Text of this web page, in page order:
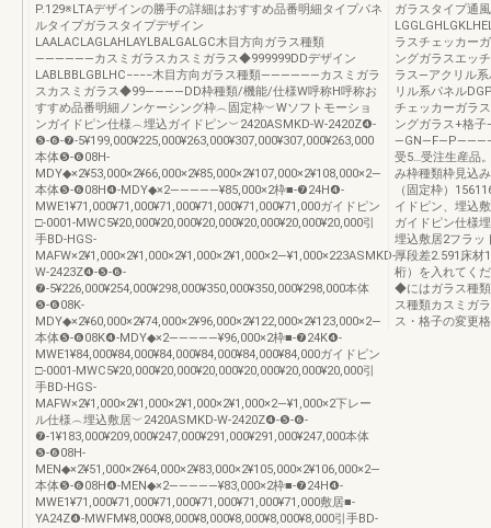
P.129※LTAデザインの勝手の詳細はおすすめ品番明細タイプパネ
ルタイプガラスタイプデザイン
LAALACLAGLAHLAYLBALGALGC木目方向ガラス種類
――――――カスミガラスカスミガラス◆999999DDデザイン
LABLBBLGBLHC−−−−木目方向ガラス種類――――――カスミガラ
スカスミガラス◆99――――DD枠種類/機能/仕様W呼称H呼称お
すすめ品番明細ノンケーシング枠︵固定枠︶Wソフトモーショ
ンガイドピン仕様︵埋込ガイドピン︶2420ASMKD-W-2420Z❹-
❺-❻-❼-5¥199,000¥225,000¥263,000¥307,000¥307,000¥263,000
本体❺-❻08H-
MDY◆×2¥53,000×2¥66,000×2¥85,000×2¥107,000×2¥108,000×2―
本体❺-❻08H❹-MDY◆×2―――――¥85,000×2枠■-❼24H❹-
MWE1¥71,000¥71,000¥71,000¥71,000¥71,000¥71,000ガイドピン
□-0001-MWC5¥20,000¥20,000¥20,000¥20,000¥20,000¥20,000引
手BD-HGS-
MAFW×2¥1,000×2¥1,000×2¥1,000×2¥1,000×2―¥1,000×223ASMKD-
W-2423Z❹-❺-❻-
❼-5¥226,000¥254,000¥298,000¥350,000¥350,000¥298,000本体
❺-❻08K-
MDY◆×2¥60,000×2¥74,000×2¥96,000×2¥122,000×2¥123,000×2―
本体❺-❻08K❹-MDY◆×2―――――¥96,000×2枠■-❼24K❹-
MWE1¥84,000¥84,000¥84,000¥84,000¥84,000¥84,000ガイドピン
□-0001-MWC5¥20,000¥20,000¥20,000¥20,000¥20,000¥20,000引
手BD-HGS-
MAFW×2¥1,000×2¥1,000×2¥1,000×2¥1,000×2―¥1,000×2下レー
ル仕様︵埋込敷居︶2420ASMKD-W-2420Z❹-❺-❻-
❼-1¥183,000¥209,000¥247,000¥291,000¥291,000¥247,000本体
❺-❻08H-
MEN◆×2¥51,000×2¥64,000×2¥83,000×2¥105,000×2¥106,000×2―
本体❺-❻08H❹-MEN◆×2―――――¥83,000×2枠■-❼24H❹-
MWE1¥71,000¥71,000¥71,000¥71,000¥71,000¥71,000敷居■-
YA24Z❹-MWFM¥8,000¥8,000¥8,000¥8,000¥8,000¥8,000引手BD-
ガラスタイプ通
ラスチェッカー
ングガラスエッ
ラス―アクリル
リル系パネル
チェッカーガラ
ングガラス+格
受5…受注生産品
み枠種類枠見込
（固定枠）
イドピン、埋込
ガイドピン仕様
埋込敷居2フラ
厚段差2.591床材
桁）を入れてく
◆にはガラス種類
ス種類カスミガ
ス・格子の変更